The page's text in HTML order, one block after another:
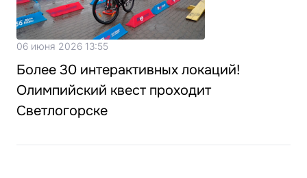
06 июня 2026 13:55
Более 30 интерактивных локаций!
Олимпийский квест проходит
Светлогорске